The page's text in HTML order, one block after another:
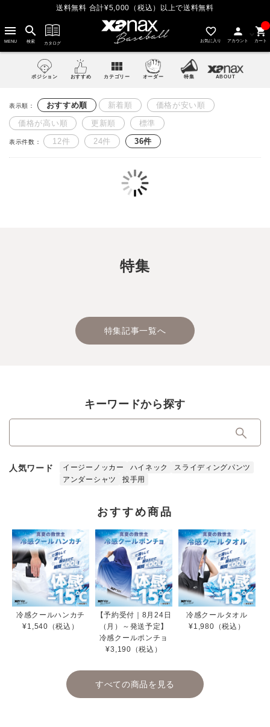
送料無料 合計¥5,000（税込）以上で送料無料
menu
MENU
search
検索 カタログ
favorite_outline
お気に入り
person
アカウント
shopping_cart
カート
ポジション おすすめ
view_module
カテゴリー オーダー 特集 ABOUT
表示順： おすすめ順 新着順
価格が安い順
価格が高い順
更新順 標準
表示件数： 12件 24件 36件
特集
特集記事一覧へ
キーワードから探す
人気ワード イージーノッカー ハイネック
スライディングパンツ
アンダーシャツ
投手用
おすすめ商品
冷感クールハンカチ
¥1,540（税込）
【予約受付｜8月24日
（月）～発送予定】
冷感クールポンチョ
¥3,190（税込）
冷感クールタオル
¥1,980（税込）
すべての商品を見る